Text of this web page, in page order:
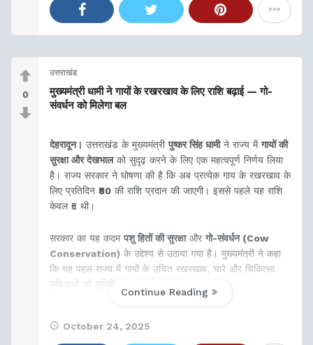
0
उत्तराखंड
मुख्यमंत्री धामी ने गायों के रखरखाव के लिए राशि बढ़ाई — गो-
संवर्धन को मिलेगा बल
देहरादून। उत्तराखंड के मुख्यमंत्रीपुष्कर सिंह धामीने राज्य मेंगायों की
सुरक्षा और देखभालको सुदृढ़ करने के लिए एक महत्वपूर्ण निर्णय लिया
है। राज्य सरकार ने घोषणा की है कि अब प्रत्येक गाय के रखरखाव के
लिए प्रतिदिन ₹80 की राशि प्रदान की जाएगी। इससे पहले यह राशि
केवल ₹5 थी।
सरकार का यह कदम पशु हितों की सुरक्षाऔर गो-संवर्धन (Cow
Conservation) के उद्देश्य से उठाया गया है। मुख्यमंत्री ने कहा
कि यह पहल राज्य में गायों के उचित रखरखाव, चारे और चिकित्सा
सुविधाओं को सुनिश्चित करने में मदद करेगी।
Continue Reading
October 24, 2025